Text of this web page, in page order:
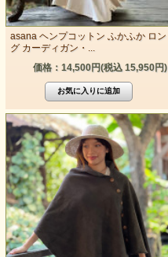
asana ヘンプコットン ふかふか ロン
グ カーディガン・...
価格：14,500円(税込 15,950円)